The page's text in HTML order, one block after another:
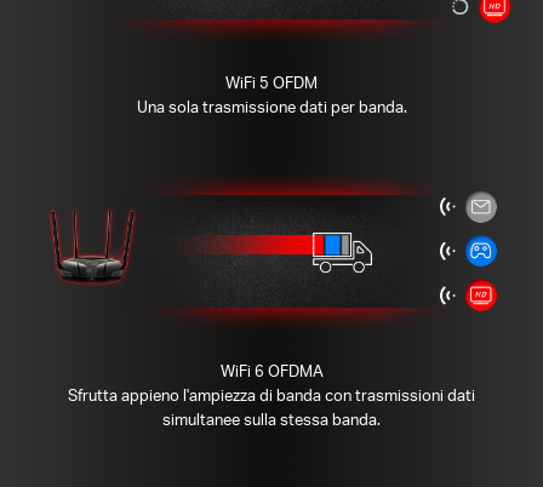
WiFi 5 OFDM
Una sola trasmissione dati per banda.
WiFi 6 OFDMA
Sfrutta appieno l'ampiezza di banda con trasmissioni dati
simultanee sulla stessa banda.